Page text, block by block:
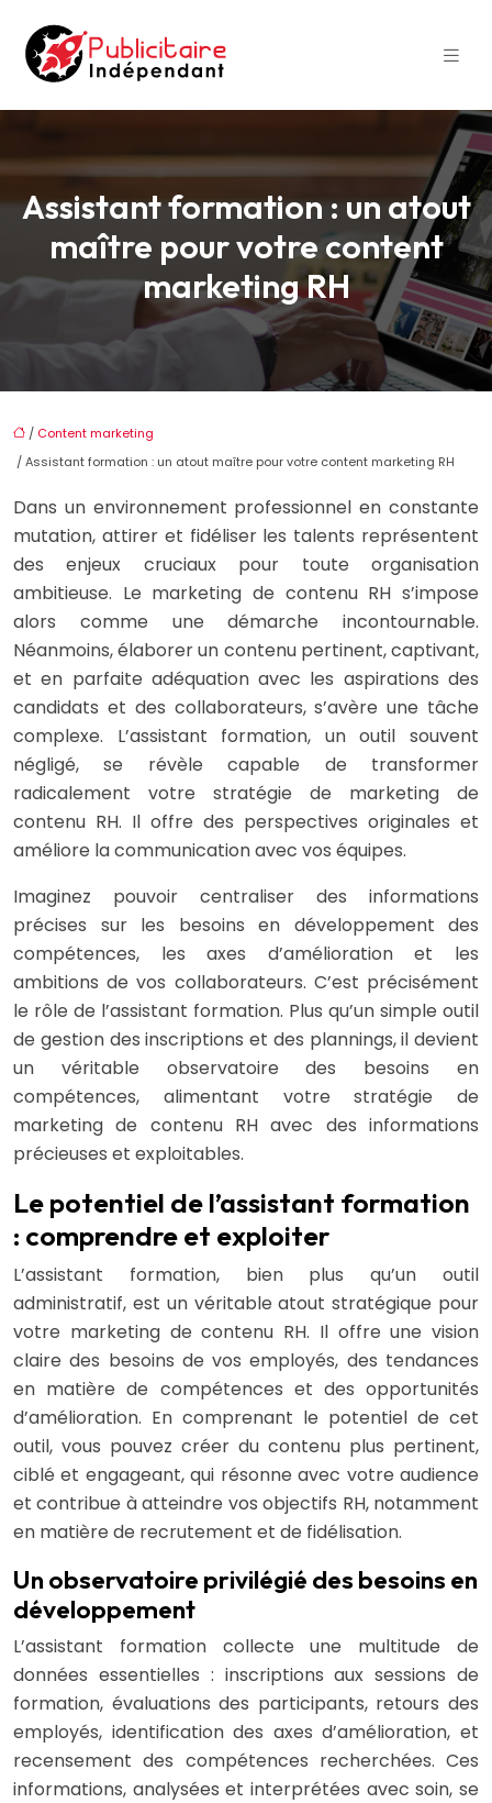
Assistant formation : un atout
maître pour votre content
marketing RH
/ Content marketing
/ Assistant formation : un atout maître pour votre content marketing RH
Dans un environnement professionnel en constante
mutation, attirer et fidéliser les talents représentent
des enjeux cruciaux pour toute organisation
ambitieuse. Le marketing de contenu RH s’impose
alors comme une démarche incontournable.
Néanmoins, élaborer un contenu pertinent, captivant,
et en parfaite adéquation avec les aspirations des
candidats et des collaborateurs, s’avère une tâche
complexe. L’assistant formation, un outil souvent
négligé, se révèle capable de transformer
radicalement votre stratégie de marketing de
contenu RH. Il offre des perspectives originales et
améliore la communication avec vos équipes.
Imaginez pouvoir centraliser des informations
précises sur les besoins en développement des
compétences, les axes d’amélioration et les
ambitions de vos collaborateurs. C’est précisément
le rôle de l’assistant formation. Plus qu’un simple outil
de gestion des inscriptions et des plannings, il devient
un véritable observatoire des besoins en
compétences, alimentant votre stratégie de
marketing de contenu RH avec des informations
précieuses et exploitables.
Le potentiel de l’assistant formation
: comprendre et exploiter
L’assistant formation, bien plus qu’un outil
administratif, est un véritable atout stratégique pour
votre marketing de contenu RH. Il offre une vision
claire des besoins de vos employés, des tendances
en matière de compétences et des opportunités
d’amélioration. En comprenant le potentiel de cet
outil, vous pouvez créer du contenu plus pertinent,
ciblé et engageant, qui résonne avec votre audience
et contribue à atteindre vos objectifs RH, notamment
en matière de recrutement et de fidélisation.
Un observatoire privilégié des besoins en
développement
L’assistant formation collecte une multitude de
données essentielles : inscriptions aux sessions de
formation, évaluations des participants, retours des
employés, identification des axes d’amélioration, et
recensement des compétences recherchées. Ces
informations, analysées et interprétées avec soin, se